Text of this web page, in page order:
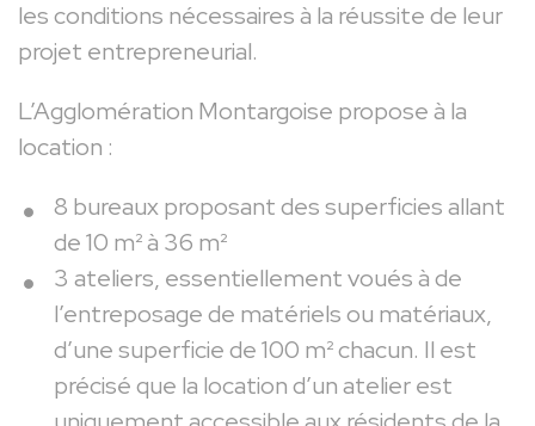
les conditions nécessaires à la réussite de leur
projet entrepreneurial.
L’Agglomération Montargoise propose à la
location :
8 bureaux proposant des superficies allant
de 10 m² à 36 m²
3 ateliers, essentiellement voués à de
l’entreposage de matériels ou matériaux,
d’une superficie de 100 m² chacun. Il est
précisé que la location d’un atelier est